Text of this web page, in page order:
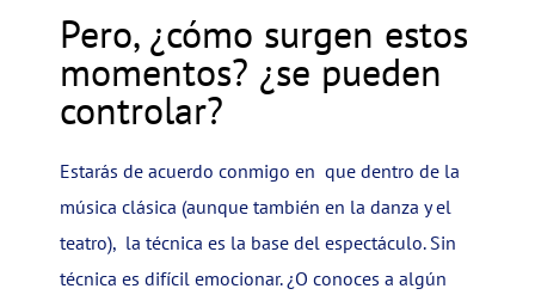
Pero, ¿cómo surgen estos
momentos? ¿se pueden
controlar?
Estarás de acuerdo conmigo en que dentro de la
música clásica (aunque también en la danza y el
teatro), la técnica es la base del espectáculo. Sin
técnica es difícil emocionar. ¿O conoces a algún